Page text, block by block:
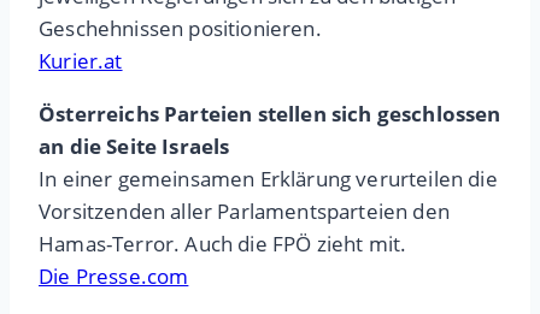
Geschehnissen positionieren.
Kurier.at
Österreichs Parteien stellen sich geschlossen
an die Seite Israels
In einer gemeinsamen Erklärung verurteilen die
Vorsitzenden aller Parlamentsparteien den
Hamas-Terror. Auch die FPÖ zieht mit.
Die Presse.com